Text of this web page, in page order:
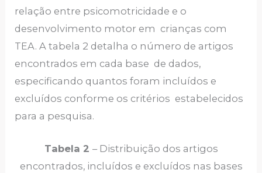
relação entre psicomotricidade e o
desenvolvimento motor em crianças com
TEA. A tabela 2 detalha o número de artigos
encontrados em cada base de dados,
especificando quantos foram incluídos e
excluídos conforme os critérios estabelecidos
para a pesquisa.
Tabela 2 – Distribuição dos artigos
encontrados, incluídos e excluídos nas bases